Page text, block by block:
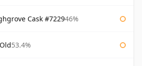
Cask #722946%
53.4%